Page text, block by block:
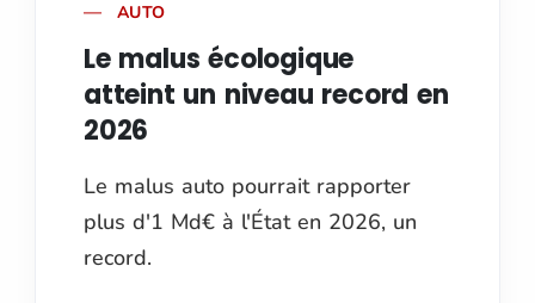
AUTO
Le malus écologique
atteint un niveau record en
2026
Le malus auto pourrait rapporter
plus d'1 Md€ à l'État en 2026, un
record.